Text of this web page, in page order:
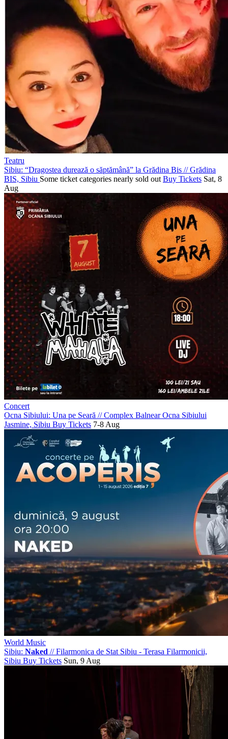
Teatru
Sibiu: “Dragostea durează o săptămână” la Grădina Bis //Grădina
BIS, Sibiu Some ticket categories nearly sold out Buy Tickets Sat, 8
Aug
Concert
Ocna Sibiului: Una pe Seară //Complex Balnear Ocna Sibiului
Jasmine, Sibiu Buy Tickets 7-8 Aug
World Music
Sibiu: Naked //Filarmonica de Stat Sibiu - Terasa Filarmonicii,
Sibiu Buy Tickets Sun, 9 Aug